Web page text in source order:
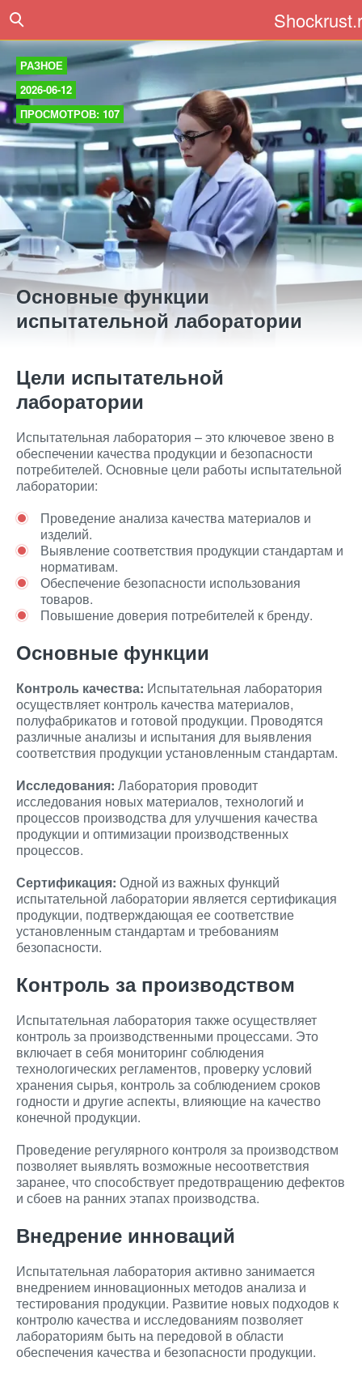
РАЗНОЕ
2026-06-12
ПРОСМОТРОВ: 107
Основные функции
испытательной лаборатории
Цели испытательной
лаборатории
Испытательная лаборатория – это ключевое звено в
обеспечении качества продукции и безопасности
потребителей. Основные цели работы испытательной
лаборатории:
Проведение анализа качества материалов и
изделий.
Выявление соответствия продукции стандартам и
нормативам.
Обеспечение безопасности использования
товаров.
Повышение доверия потребителей к бренду.
Основные функции
Контроль качества: Испытательная лаборатория
осуществляет контроль качества материалов,
полуфабрикатов и готовой продукции. Проводятся
различные анализы и испытания для выявления
соответствия продукции установленным стандартам.
Исследования: Лаборатория проводит
исследования новых материалов, технологий и
процессов производства для улучшения качества
продукции и оптимизации производственных
процессов.
Сертификация: Одной из важных функций
испытательной лаборатории является сертификация
продукции, подтверждающая ее соответствие
установленным стандартам и требованиям
безопасности.
Контроль за производством
Испытательная лаборатория также осуществляет
контроль за производственными процессами. Это
включает в себя мониторинг соблюдения
технологических регламентов, проверку условий
хранения сырья, контроль за соблюдением сроков
годности и другие аспекты, влияющие на качество
конечной продукции.
Проведение регулярного контроля за производством
позволяет выявлять возможные несоответствия
заранее, что способствует предотвращению дефектов
и сбоев на ранних этапах производства.
Внедрение инноваций
Испытательная лаборатория активно занимается
внедрением инновационных методов анализа и
тестирования продукции. Развитие новых подходов к
контролю качества и исследованиям позволяет
лабораториям быть на передовой в области
обеспечения качества и безопасности продукции.